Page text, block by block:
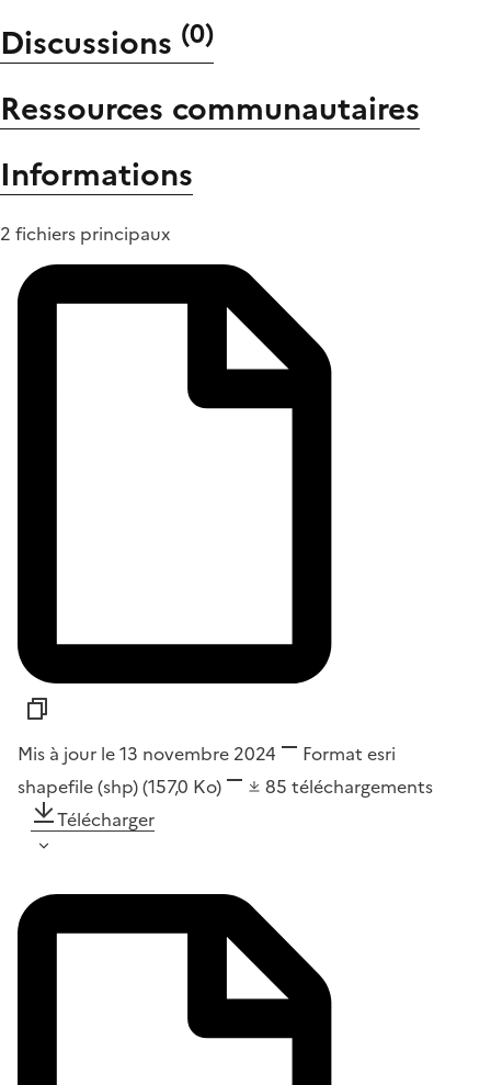
Discussions (0)
Ressources communautaires
Informations
2 fichiers principaux
Mis à jour le 13 novembre 2024 Format esri
shapefile (shp)(157,0 Ko) 85 téléchargements
Télécharger